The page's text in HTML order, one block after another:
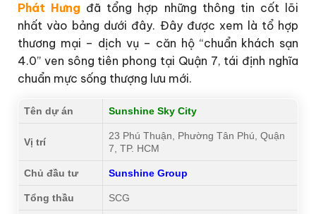
Phát Hưng đã tổng hợp những thông tin cốt lõi
nhất vào bảng dưới đây. Đây được xem là tổ hợp
thương mại – dịch vụ – căn hộ “chuẩn khách sạn
4.0” ven sông tiên phong tại Quận 7, tái định nghĩa
chuẩn mực sống thượng lưu mới.
Tên dự án Sunshine Sky City
Vị trí
23 Phú Thuận, Phường Tân Phú, Quận
7, TP. HCM
Chủ đầu tư Sunshine Group
Tổng thầu SCG